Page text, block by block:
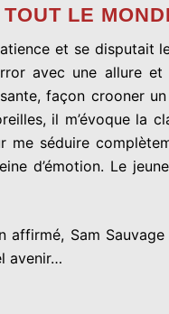
LE
et se disputait
avec une allure
façon crooner
il m’évoque la
séduire
d’émotion. Le
Sam
avenir…